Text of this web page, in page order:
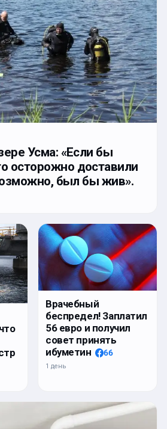
Усма: «Если бы
осторожно доставили
был бы жив».
Врачебный
беспредел! Заплатил
56 евро и получил
совет принять
ибуметин
66
1 день